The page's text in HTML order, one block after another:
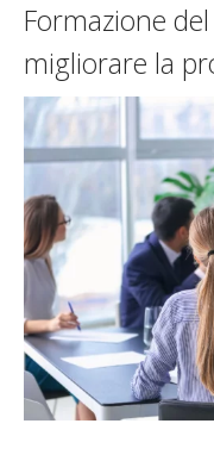
Formazione
migliorare la